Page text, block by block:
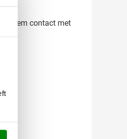
Neem contact met